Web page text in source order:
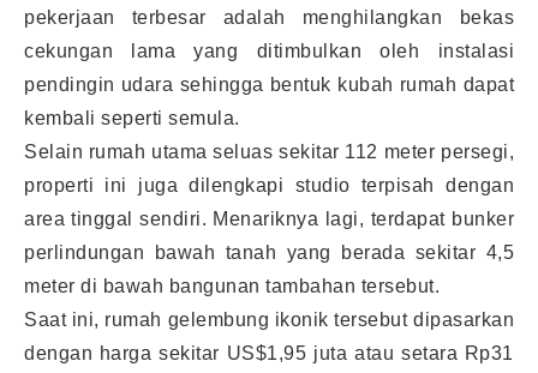
pekerjaan terbesar adalah menghilangkan bekas
cekungan lama yang ditimbulkan oleh instalasi
pendingin udara sehingga bentuk kubah rumah dapat
kembali seperti semula.
Selain rumah utama seluas sekitar 112 meter persegi,
properti ini juga dilengkapi studio terpisah dengan
area tinggal sendiri. Menariknya lagi, terdapat bunker
perlindungan bawah tanah yang berada sekitar 4,5
meter di bawah bangunan tambahan tersebut.
Saat ini, rumah gelembung ikonik tersebut dipasarkan
dengan harga sekitar US$1,95 juta atau setara Rp31